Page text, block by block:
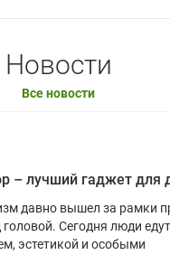
Новости
Все новости
давно вышел за рамки
Сегодня люди
эстетикой и особыми